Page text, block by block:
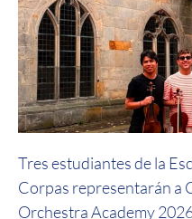
Tres estudiantes de la
Corpas representarán a
Orchestra Academy